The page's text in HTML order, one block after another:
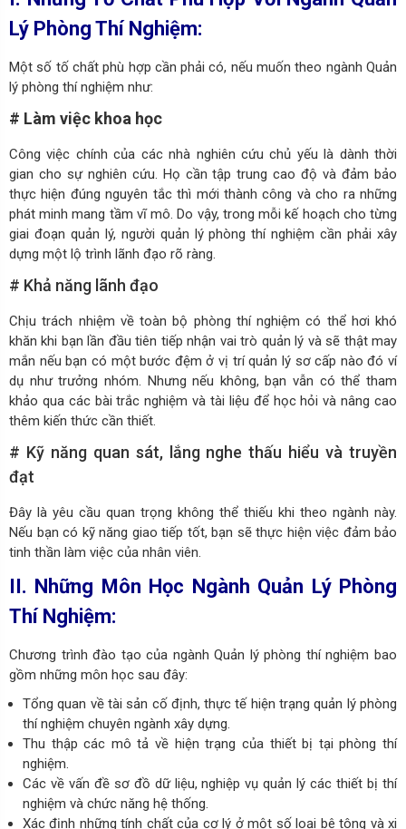
Lý Phòng Thí Nghiệm:
Một số tố chất phù hợp cần phải có, nếu muốn theo ngành Quản
lý phòng thí nghiệm như:
# Làm việc khoa học
Công việc chính của các nhà nghiên cứu chủ yếu là dành thời
gian cho sự nghiên cứu. Họ cần tập trung cao độ và đảm bảo
thực hiện đúng nguyên tắc thì mới thành công và cho ra những
phát minh mang tầm vĩ mô. Do vậy, trong mỗi kế hoạch cho từng
giai đoạn quản lý, người quản lý phòng thí nghiệm cần phải xây
dựng một lộ trình lãnh đạo rõ ràng.
# Khả năng lãnh đạo
Chịu trách nhiệm về toàn bộ phòng thí nghiệm có thể hơi khó
khăn khi bạn lần đầu tiên tiếp nhận vai trò quản lý và sẽ thật may
mắn nếu bạn có một bước đệm ở vị trí quản lý sơ cấp nào đó ví
dụ như trưởng nhóm. Nhưng nếu không, bạn vẫn có thể tham
khảo qua các bài trắc nghiệm và tài liệu để học hỏi và nâng cao
thêm kiến thức cần thiết.
# Kỹ năng quan sát, lắng nghe thấu hiểu và truyền
đạt
Đây là yêu cầu quan trọng không thể thiếu khi theo ngành này.
Nếu bạn có kỹ năng giao tiếp tốt, bạn sẽ thực hiện việc đảm bảo
tinh thần làm việc của nhân viên.
II. Những Môn Học Ngành Quản Lý Phòng
Thí Nghiệm:
Chương trình đào tạo của ngành Quản lý phòng thí nghiệm bao
gồm những môn học sau đây:
Tổng quan về tài sản cố định, thực tế hiện trạng quản lý phòng
thí nghiệm chuyên ngành xây dựng.
Thu thập các mô tả về hiện trạng của thiết bị tại phòng thí
nghiệm.
Các về vấn đề sơ đồ dữ liệu, nghiệp vụ quản lý các thiết bị thí
nghiệm và chức năng hệ thống.
Xác định những tính chất của cơ lý ở một số loại bê tông và xi